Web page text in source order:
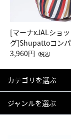
[マーナxJALショ
グ]Shupattoコン
Drop JAL客室乗務
3,960円 （税込）
カテゴリを選ぶ
ジャンルを選ぶ